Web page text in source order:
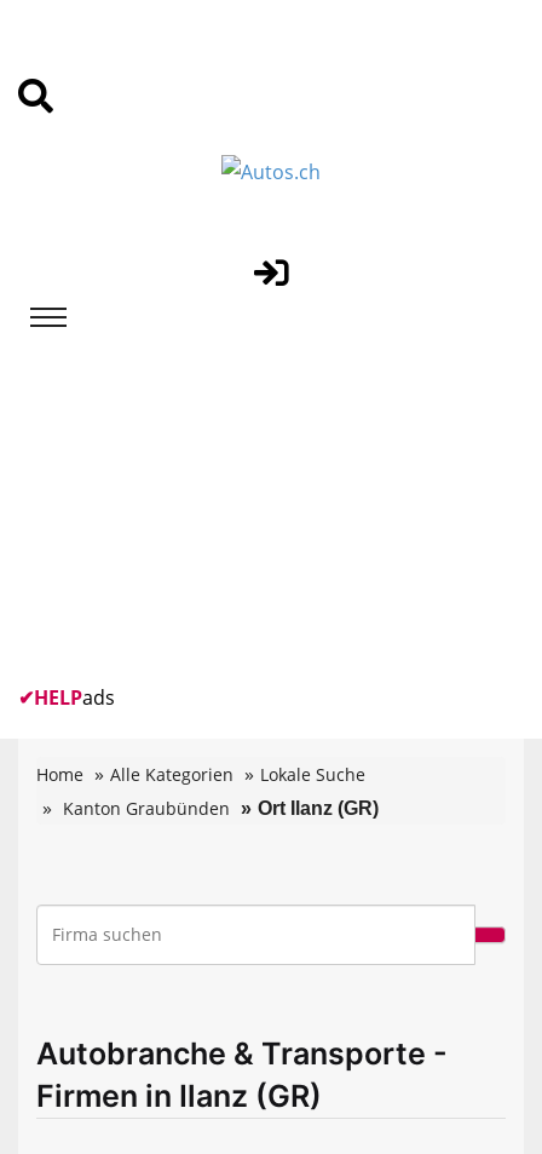
✔HELPads
Home Alle Kategorien
Lokale Suche
Kanton Graubünden
Ort Ilanz (GR)
Autobranche & Transporte -
Firmen in Ilanz (GR)